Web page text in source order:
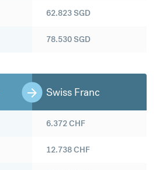
62.823SGD
78.530SGD
Swiss Franc
6.372CHF
12.738CHF